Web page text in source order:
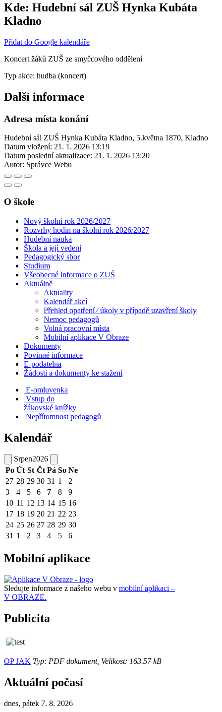
Kde: Hudební sál ZUŠ Hynka Kubáta
Kladno
Přidat do Google kalendáře
Koncert žáků ZUŠ ze smyčcového oddělení
Typ akce: hudba (koncert)
Další informace
Adresa místa konání
Hudební sál ZUŠ Hynka Kubáta Kladno, 5.května 1870, Kladno
Datum vložení: 21. 1. 2026 13:19
Datum poslední aktualizace: 21. 1. 2026 13:20
Autor: Správce Webu
O škole
Nový školní rok 2026/2027
Rozvrhy hodin na školní rok 2026/2027
Hudební nauka
Škola a její vedení
Pedagogický sbor
Studium
Všeobecné informace o ZUŠ
Aktuálně
Aktuality
Kalendář akcí
Přehled opatření ⁄ úkoly v případě uzavření školy
Nemoc pedagogů
Volná pracovní místa
Mobilní aplikace V Obraze
Dokumenty
Povinné informace
E-podatelna
Žádosti a dokumenty ke stažení
E-omluvenka
Vstup do
žákovské knížky
Nepřítomnost pedagogů
Kalendář
Srpen2026
Po Út St Čt Pá So Ne
27 28 29 30 31 1
2
3
4 5 6 7 8
9
10 11 12 13 14 15 16
17 18 19 20 21 22 23
24 25 26 27 28 29 30
31 1 2 3 4 5 6
Mobilní aplikace
Sledujte informace z našeho webu v mobilní aplikaci –
V OBRAZE.
Publicita
OP JAK Typ: PDF dokument, Velikost: 163.57 kB
Aktuální počasí
dnes, pátek 7. 8. 2026